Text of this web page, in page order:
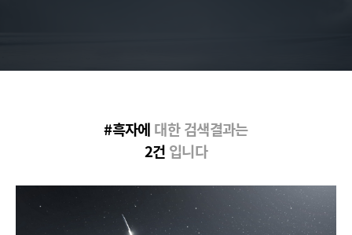
#흑자에 대한 검색결과는
2건 입니다